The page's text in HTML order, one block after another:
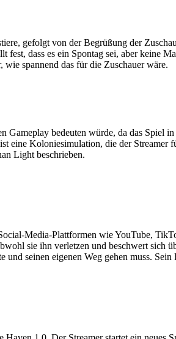
gefolgt von der Begrüßung der
dass es ein Spontag sei, aber keine
spannend das für die Zuschauer wäre.
bedeuten würde, da das Spiel
eine Koloniesimulation, die der
Light beschrieben.
Media-Plattformen wie YouTube,
sie ihn verletzen und beschwert
und seinen eigenen Weg gehen muss.